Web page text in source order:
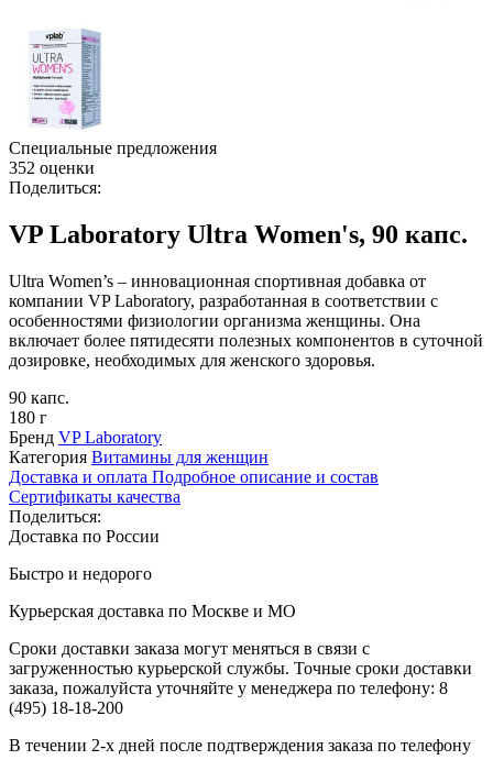
Специальные предложения
352 оценки
Поделиться:
VP Laboratory Ultra Women's, 90 капс.
Ultra Women’s – инновационная спортивная добавка от
компании VP Laboratory, разработанная в соответствии с
особенностями физиологии организма женщины. Она
включает более пятидесяти полезных компонентов в суточной
дозировке, необходимых для женского здоровья.
90 капс.
180 г
Бренд VP Laboratory
Категория Витамины для женщин
Доставка и оплата Подробное описание и состав
Сертификаты качества
Поделиться:
Доставка по России
Быстро и недорого
Курьерская доставка по Москве и МО
Сроки доставки заказа могут меняться в связи с
загруженностью курьерской службы. Точные сроки доставки
заказа, пожалуйста уточняйте у менеджера по телефону: 8
(495) 18-18-200
В течении 2-х дней после подтверждения заказа по телефону